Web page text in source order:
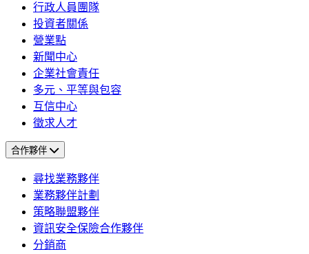
行政人員團隊
投資者關係
營業點
新聞中心
企業社會責任
多元、平等與包容
互信中心
徵求人才
合作夥伴
尋找業務夥伴
業務夥伴計劃
策略聯盟夥伴
資訊安全保險合作夥伴
分銷商